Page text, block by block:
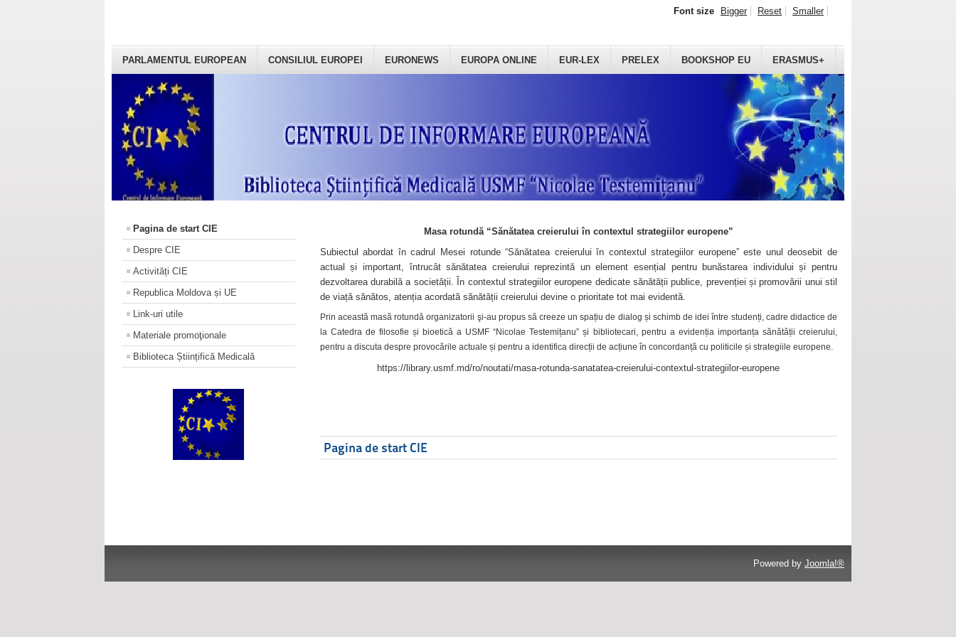
PARLAMENTUL EUROPEAN CONSILIUL EUROPEI EURONEWS EUROPA ONLINE EUR-LEX PRELEX BOOKSHOP EU ERASMUS+
Font size Bigger Reset Smaller
Pagina de start CIE
Despre CIE
Activități CIE
Republica Moldova și UE
Link-uri utile
Materiale promoţionale
Biblioteca Științifică Medicală
Masa rotundă “Sănătatea creierului în contextul strategiilor europene”
Subiectul abordat în cadrul Mesei rotunde “Sănătatea creierului în contextul strategiilor europene” este unul deosebit de
actual și important, întrucât sănătatea creierului reprezintă un element esențial pentru bunăstarea individului și pentru
dezvoltarea durabilă a societății. În contextul strategiilor europene dedicate sănătății publice, prevenției și promovării unui stil
de viață sănătos, atenția acordată sănătății creierului devine o prioritate tot mai evidentă.
Prin această masă rotundă organizatorii şi-au propus să creeze un spațiu de dialog și schimb de idei între studenți, cadre didactice de
la Catedra de filosofie și bioetică a USMF “Nicolae Testemițanu” și bibliotecari, pentru a evidenția importanța sănătății creierului,
pentru a discuta despre provocările actuale și pentru a identifica direcții de acțiune în concordanță cu politicile și strategiile europene.
https://library.usmf.md/ro/noutati/masa-rotunda-sanatatea-creierului-contextul-strategiilor-europene
Pagina de start CIE
Powered by Joomla!®